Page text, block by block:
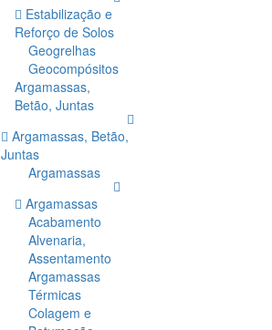
Estabilização e
Reforço de Solos
Geogrelhas
Geocompósitos
Argamassas,
Betão, Juntas
Argamassas, Betão,
Juntas
Argamassas
Argamassas
Acabamento
Alvenaria,
Assentamento
Argamassas
Térmicas
Colagem e